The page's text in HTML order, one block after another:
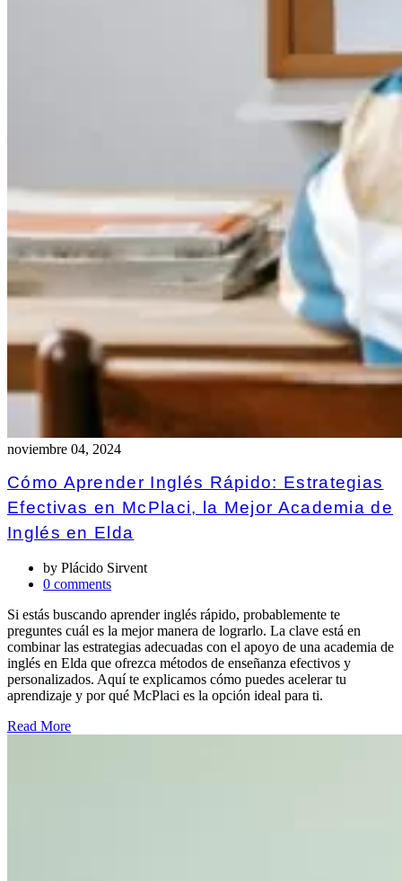
noviembre 04, 2024
Cómo Aprender Inglés Rápido: Estrategias
Efectivas en McPlaci, la Mejor Academia de
Inglés en Elda
by Plácido Sirvent
0 comments
Si estás buscando aprender inglés rápido, probablemente te
preguntes cuál es la mejor manera de lograrlo. La clave está en
combinar las estrategias adecuadas con el apoyo de una academia de
inglés en Elda que ofrezca métodos de enseñanza efectivos y
personalizados. Aquí te explicamos cómo puedes acelerar tu
aprendizaje y por qué McPlaci es la opción ideal para ti.
Read More